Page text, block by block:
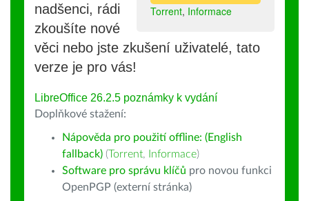
Torrent, Informace
nadšenci, rádi
zkoušíte nové
věci nebo jste zkušení uživatelé, tato
verze je pro vás!
LibreOffice 26.2.5 poznámky k vydání
Doplňkové stažení:
Nápověda pro použití offline: (English
fallback) (Torrent, Informace)
Software pro správu klíčů pro novou funkci
OpenPGP (externí stránka)